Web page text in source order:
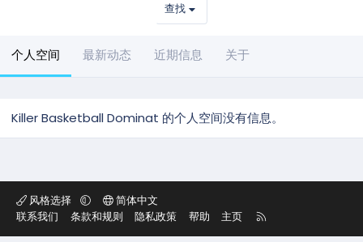
查找
个人空间 最新动态 近期信息 关于
Killer Basketball Dominat 的个人空间没有信息。
风格选择
简体中文
联系我们
条款和规则 隐私政策 帮助 主页